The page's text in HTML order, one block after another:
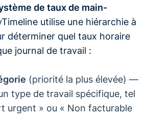
de taux de main-
utilise une hiérarchie à
déterminer quel taux horaire
journal de travail :
(priorité la plus élevée) —
type de travail spécifique, tel
urgent » ou « Non facturable